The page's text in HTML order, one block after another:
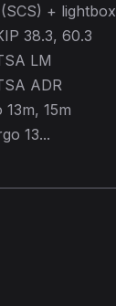
+ lightbox
38.3, 60.3
LM
ADR
15m
13...